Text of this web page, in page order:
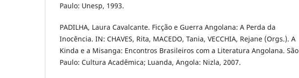
Paulo: Unesp, 1993.
PADILHA, Laura Cavalcante. Ficção e Guerra Angolana: A Perda da
Inocência. IN: CHAVES, Rita, MACEDO, Tania, VECCHIA, Rejane (Orgs.). A
Kinda e a Misanga: Encontros Brasileiros com a Literatura Angolana. São
Paulo: Cultura Acadêmica; Luanda, Angola: Nizla, 2007.